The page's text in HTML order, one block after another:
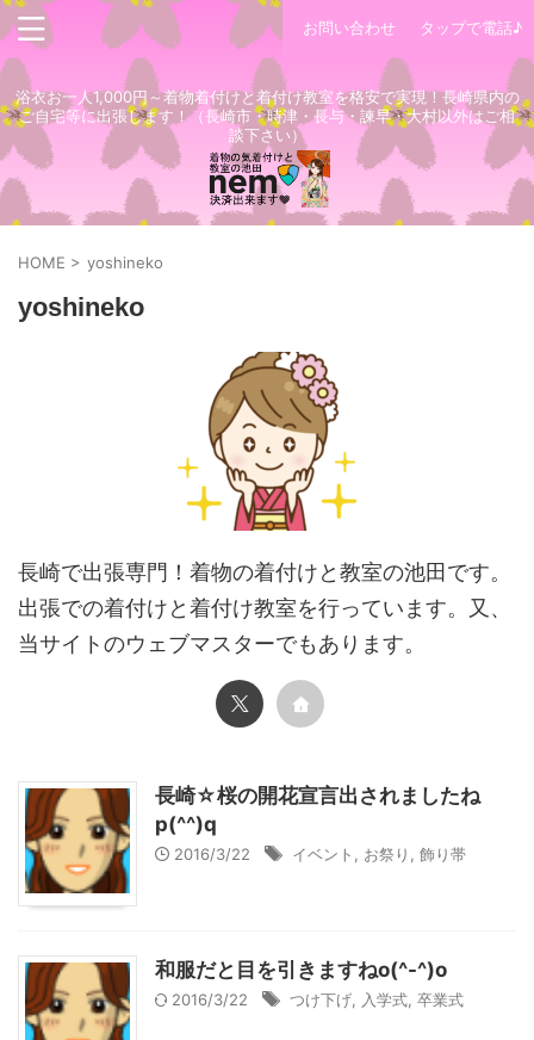
お問い合わせ タップで電話♪
浴衣お一人1,000円～着物着付けと着付け教室を格安で実現！長崎県内の
ご自宅等に出張します！（長崎市・時津・長与・諫早・大村以外はご相
談下さい）
HOME > yoshineko
yoshineko
長崎で出張専門！着物の着付けと教室の池田です。
出張での着付けと着付け教室を行っています。又、
当サイトのウェブマスターでもあります。
長崎☆桜の開花宣言出されましたね
p(^^)q
2016/3/22 イベント お祭り 飾り帯
和服だと目を引きますねo(^-^)o
2016/3/22 つけ下げ 入学式 卒業式